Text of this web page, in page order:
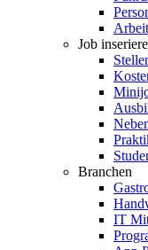
Job
Branchen
IT